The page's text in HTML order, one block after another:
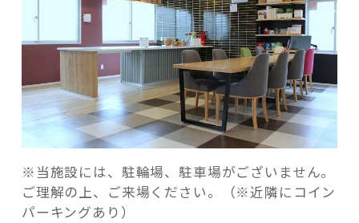
※ 当施設には、駐輪場、駐車場がございません。
ご理解の上、ご来場ください。（※近隣にコイン
パーキングあり）